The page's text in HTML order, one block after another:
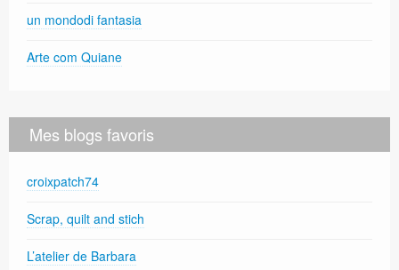
un mondodi fantasia
Arte com Quiane
Mes blogs favoris
croixpatch74
Scrap, quilt and stich
L’atelier de Barbara